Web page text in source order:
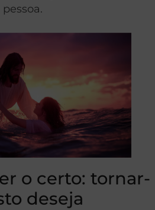
o certo: tornar-
deseja